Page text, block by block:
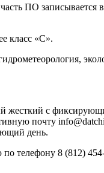
ПО записывается
класс «С».
с
почту
день.
телефону 8 (812)